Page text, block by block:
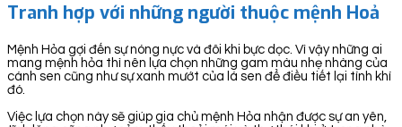
Tranh hợp với những người thuộc mệnh Hoả
Mệnh Hỏa gợi đến sự nóng nực và đôi khi bực dọc. Vì vậy những ai
mang mệnh hỏa thì nên lựa chọn những gam màu nhẹ nhàng của
cánh sen cũng như sự xanh mướt của lá sen để điều tiết lại tính khí
đó.
Việc lựa chọn này sẽ giúp gia chủ mệnh Hỏa nhận được sự an yên,